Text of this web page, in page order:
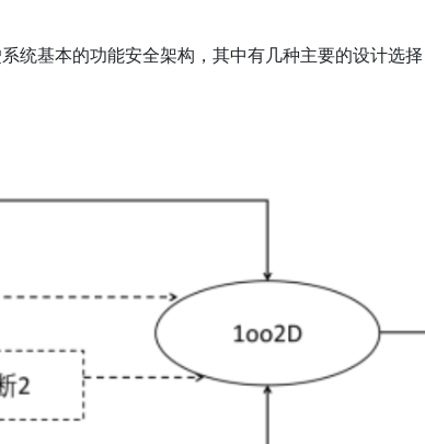
统基本的功能安全架构，其中有几种主要的设计选